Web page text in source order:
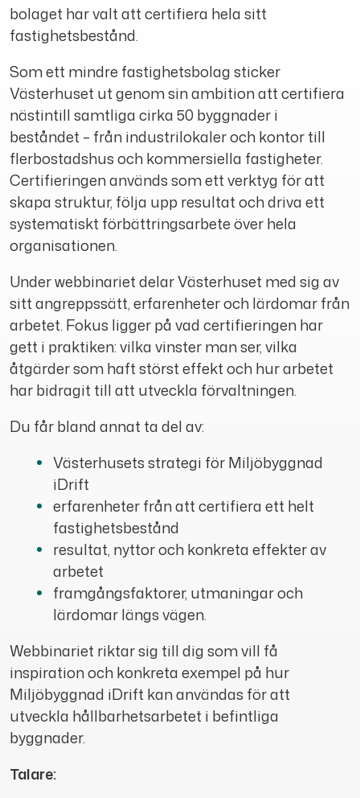
bolaget har valt att certifiera hela sitt
fastighetsbestånd.
Som ett mindre fastighetsbolag sticker
Västerhuset ut genom sin ambition att certifiera
nästintill samtliga cirka 50 byggnader i
beståndet – från industrilokaler och kontor till
flerbostadshus och kommersiella fastigheter.
Certifieringen används som ett verktyg för att
skapa struktur, följa upp resultat och driva ett
systematiskt förbättringsarbete över hela
organisationen.
Under webbinariet delar Västerhuset med sig av
sitt angreppssätt, erfarenheter och lärdomar från
arbetet. Fokus ligger på vad certifieringen har
gett i praktiken: vilka vinster man ser, vilka
åtgärder som haft störst effekt och hur arbetet
har bidragit till att utveckla förvaltningen.
Du får bland annat ta del av:
Västerhusets strategi för Miljöbyggnad
iDrift
erfarenheter från att certifiera ett helt
fastighetsbestånd
resultat, nyttor och konkreta effekter av
arbetet
framgångsfaktorer, utmaningar och
lärdomar längs vägen.
Webbinariet riktar sig till dig som vill få
inspiration och konkreta exempel på hur
Miljöbyggnad iDrift kan användas för att
utveckla hållbarhetsarbetet i befintliga
byggnader.
Talare: